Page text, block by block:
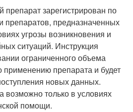
зарегистрирован по
препаратов, предназначенных
угрозы возникновения и
ситуаций. Инструкция
ограниченного объема
применению препарата и будет
новых данных.
возможно только в условиях
помощи.